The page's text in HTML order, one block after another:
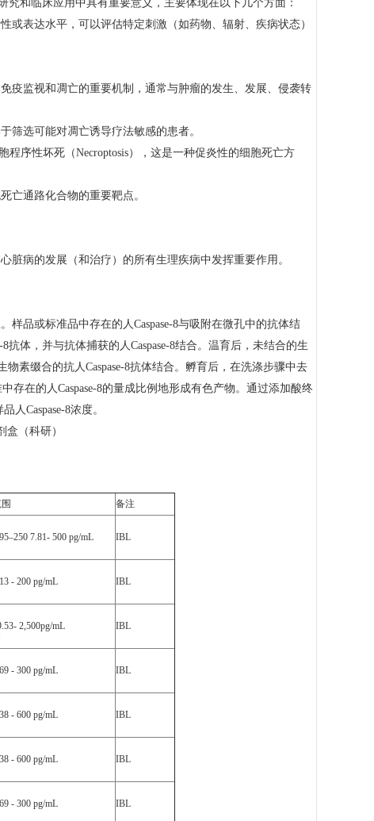
究和临床应用中具有重要意义，主要体现在以下几个方面：
或表达水平，可以评估特定刺激（如药物、辐射、疾病状态）
疫监视和凋亡的重要机制，通常与肿瘤的发生、发展、侵袭转
筛选可能对凋亡诱导疗法敏感的患者。
程序性坏死（Necroptosis），这是一种促炎性的细胞死亡方
亡通路化合物的重要靶点。
脏病的发展（和治疗）的所有生理疾病中发挥重要作用。
样品或标准品中存在的人Caspase-8与吸附在微孔中的抗体结
体，并与抗体捕获的人Caspase-8结合。温育后，未结合的生
素缀合的抗人Caspase-8抗体结合。孵育后，在洗涤步骤中去
存在的人Caspase-8的量成比例地形成有色产物。通过添加酸终
人Caspase-8浓度。
备注
7.81- 500 pg/mL
IBL
- 200 pg/mL
IBL
2,500pg/mL
IBL
- 300 pg/mL
IBL
- 600 pg/mL
IBL
- 600 pg/mL
IBL
- 300 pg/mL
IBL